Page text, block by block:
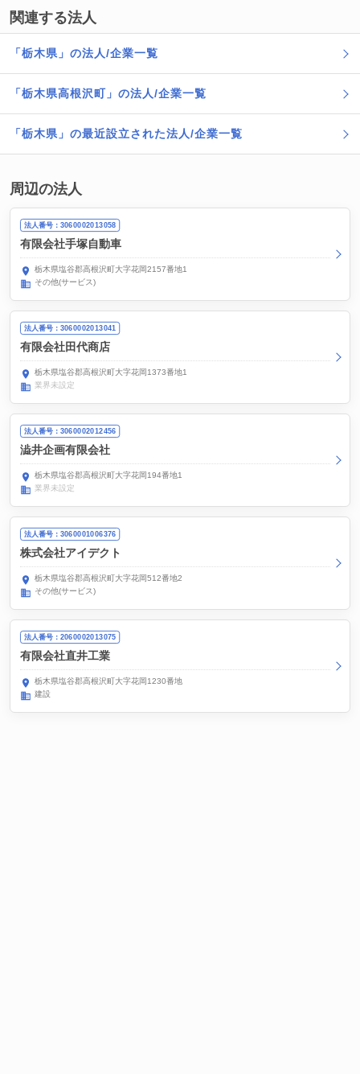
関連する法人
「栃木県」の法人/企業一覧
「栃木県高根沢町」の法人/企業一覧
「栃木県」の最近設立された法人/企業一覧
周辺の法人
法人番号：3060002013058
有限会社手塚自動車
栃木県塩谷郡高根沢町大字花岡2157番地1
その他(サービス)
法人番号：3060002013041
有限会社田代商店
栃木県塩谷郡高根沢町大字花岡1373番地1
業界未設定
法人番号：3060002012456
澁井企画有限会社
栃木県塩谷郡高根沢町大字花岡194番地1
業界未設定
法人番号：3060001006376
株式会社アイデクト
栃木県塩谷郡高根沢町大字花岡512番地2
その他(サービス)
法人番号：2060002013075
有限会社直井工業
栃木県塩谷郡高根沢町大字花岡1230番地
建設